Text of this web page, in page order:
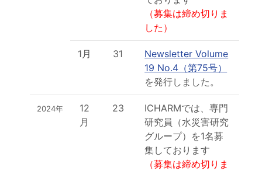
（募集は締め切りま
した）
1月 31
Newsletter Volume
19 No.4（第75号）
を発行しました。
2024年
12
月
23
ICHARMでは、専門
研究員（水災害研究
グループ）を1名募
集しております
（募集は締め切りま